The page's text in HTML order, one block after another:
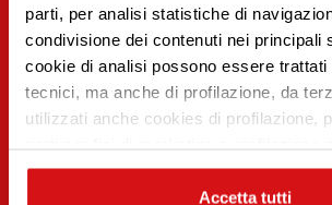
parti, per analisi statistiche di
condivisione dei contenuti nei principali
cookie di analisi possono essere trattati
tecnici, ma anche di profilazione, da
utilizzati anche cookies di profilazione,
contenuti mirati sulle tue preferenze e i
CHIUDI questo banner, saranno
Accetta tutti
Il lutto nelle diverse culture del mondo
Leggi tutto
Premi INVIO per